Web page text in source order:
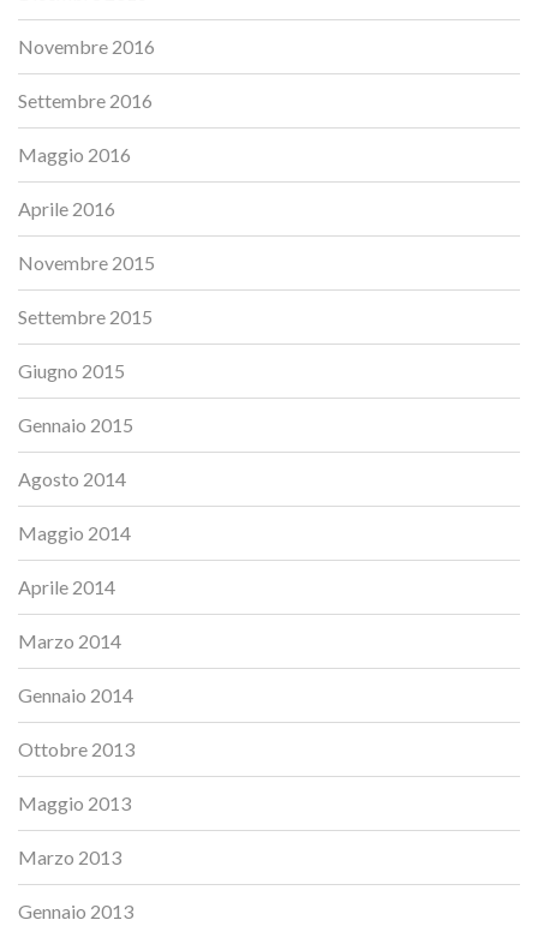
Novembre 2016
Settembre 2016
Maggio 2016
Aprile 2016
Novembre 2015
Settembre 2015
Giugno 2015
Gennaio 2015
Agosto 2014
Maggio 2014
Aprile 2014
Marzo 2014
Gennaio 2014
Ottobre 2013
Maggio 2013
Marzo 2013
Gennaio 2013